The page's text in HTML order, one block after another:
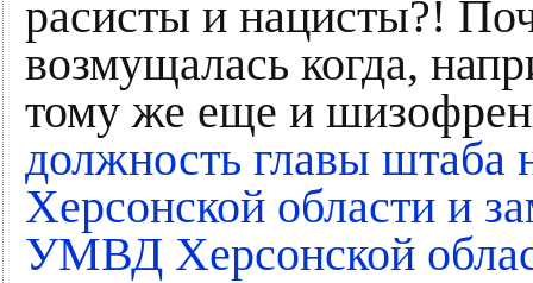
расисты и нацисты?!
возмущалась когда,
тому же еще и
должность главы штаба
Херсонской области и
УМВД Херсонской